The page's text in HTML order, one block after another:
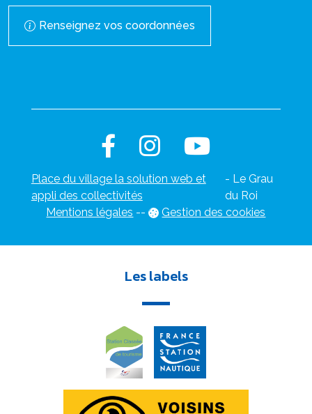
Renseignez vos coordonnées
Place du village la solution web et
appli des collectivités
- Le Grau
du Roi
Mentions légales -- Gestion des cookies
Les labels